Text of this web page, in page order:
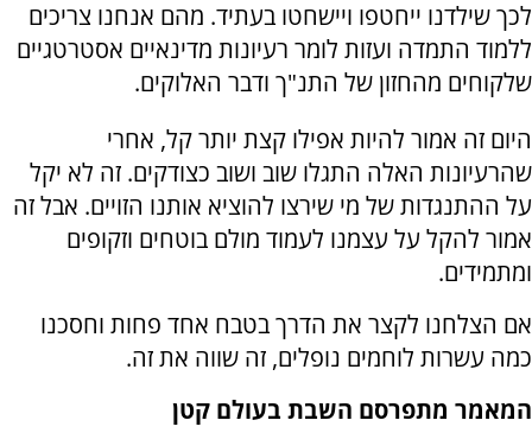
לכך שילדנו ייחטפו ויישחטו בעתיד. מהם אנחנו צריכים
ללמוד התמדה ועזות לומר רעיונות מדינאיים אסטרטגיים
שלקוחים מהחזון של התנ"ך ודבר האלוקים.
היום זה אמור להיות אפילו קצת יותר קל, אחרי
שהרעיונות האלה התגלו שוב ושוב כצודקים. זה לא יקל
על ההתנגדות של מי שירצו להוציא אותנו הזויים. אבל זה
אמור להקל על עצמנו לעמוד מולם בוטחים וזקופים
ומתמידים.
אם הצלחנו לקצר את הדרך בטבח אחד פחות וחסכנו
כמה עשרות לוחמים נופלים, זה שווה את זה.
המאמר מתפרסם השבת בעולם קטן